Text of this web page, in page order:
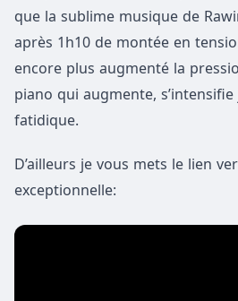
que la sublime musique de
après 1h10 de montée en
encore plus augmenté la
piano qui augmente,
fatidique.
D’ailleurs je vous mets le lien
exceptionnelle: